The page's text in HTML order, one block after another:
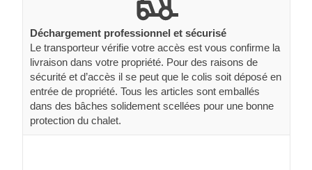
Déchargement professionnel et sécurisé
Le transporteur vérifie votre accès est vous confirme la
livraison dans votre propriété. Pour des raisons de
sécurité et d’accès il se peut que le colis soit déposé en
entrée de propriété. Tous les articles sont emballés
dans des bâches solidement scellées pour une bonne
protection du chalet.